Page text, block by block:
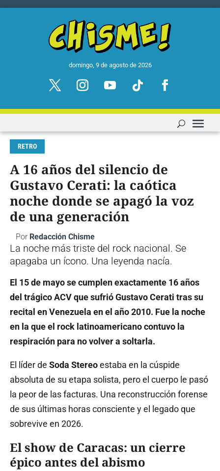
domingo, 9 de agosto de 2026
RETRO
A 16 años del silencio de
Gustavo Cerati: la caótica
noche donde se apagó la voz
de una generación
Por Redacción Chisme
La noche más triste del rock nacional. Se
apagaba un ícono. Una leyenda nacía.
El 15 de mayo se cumplen exactamente 16 años
del trágico ACV que sufrió Gustavo Cerati tras su
recital en Venezuela en el año 2010. Fue la noche
en la que el rock latinoamericano contuvo la
respiración para no volver a soltarla.
El líder de Soda Stereoestaba en la cúspide
absoluta de su etapa solista, pero el cuerpo le pasó
la peor de las facturas. Una reconstrucción forense
de sus últimas horas consciente y el legado que
sobrevive en 2026.
El show de Caracas: un cierre
épico antes del abismo